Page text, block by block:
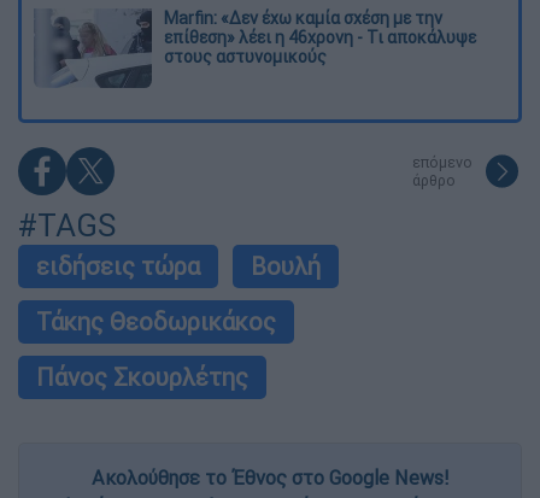
Marfin: «Δεν έχω καμία σχέση με την
επίθεση» λέει η 46χρονη - Τι αποκάλυψε
στους αστυνομικούς
επόμενο
άρθρο
#TAGS
ειδήσεις τώρα
Βουλή
Τάκης Θεοδωρικάκος
Πάνος Σκουρλέτης
Ακολούθησε το Έθνος στο Google News!